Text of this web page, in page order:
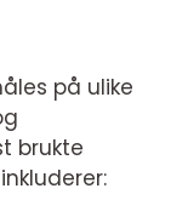
på ulike
brukte